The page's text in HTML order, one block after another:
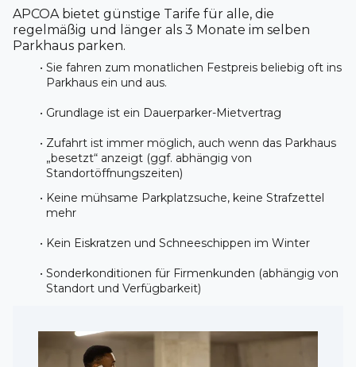
APCOA bietet günstige Tarife für alle, die
regelmäßig und länger als 3 Monate im selben
Parkhaus parken.
Sie fahren zum monatlichen Festpreis beliebig oft ins
Parkhaus ein und aus.
Grundlage ist ein Dauerparker-Mietvertrag
Zufahrt ist immer möglich, auch wenn das Parkhaus
„besetzt“ anzeigt (ggf. abhängig von
Standortöffnungszeiten)
Keine mühsame Parkplatzsuche, keine Strafzettel
mehr
Kein Eiskratzen und Schneeschippen im Winter
Sonderkonditionen für Firmenkunden (abhängig von
Standort und Verfügbarkeit)